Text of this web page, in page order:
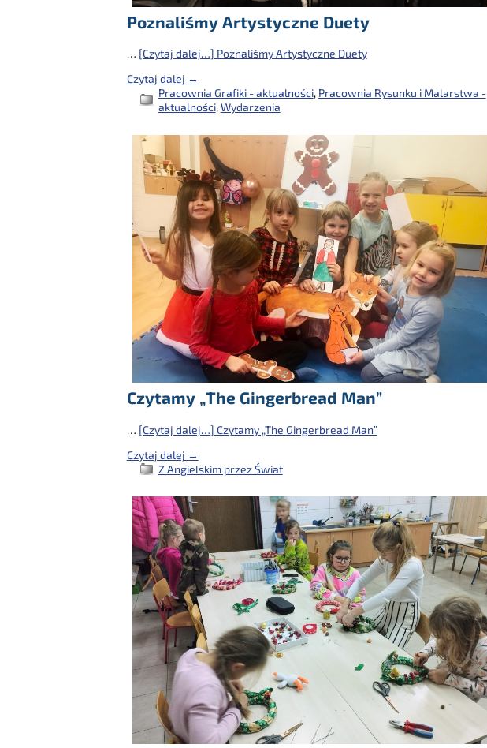
Poznaliśmy Artystyczne Duety
… [Czytaj dalej…] Poznaliśmy Artystyczne Duety
Czytaj dalej →
Pracownia Grafiki - aktualności, Pracownia Rysunku i Malarstwa -
aktualności,Wydarzenia
Czytamy „The Gingerbread Man”
… [Czytaj dalej…] Czytamy „The Gingerbread Man”
Czytaj dalej →
Z Angielskim przez Świat